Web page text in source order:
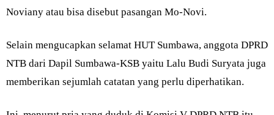
Noviany atau bisa disebut pasangan Mo-Novi.
Selain mengucapkan selamat HUT Sumbawa, anggota DPRD
NTB dari Dapil Sumbawa-KSB yaitu Lalu Budi Suryata juga
memberikan sejumlah catatan yang perlu diperhatikan.